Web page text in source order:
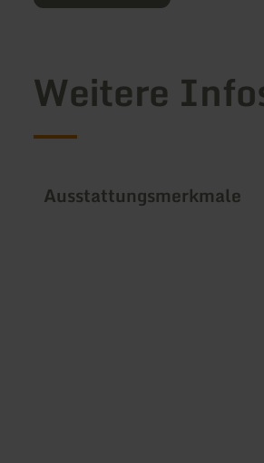
Weitere
Ausstattungsmerkmale